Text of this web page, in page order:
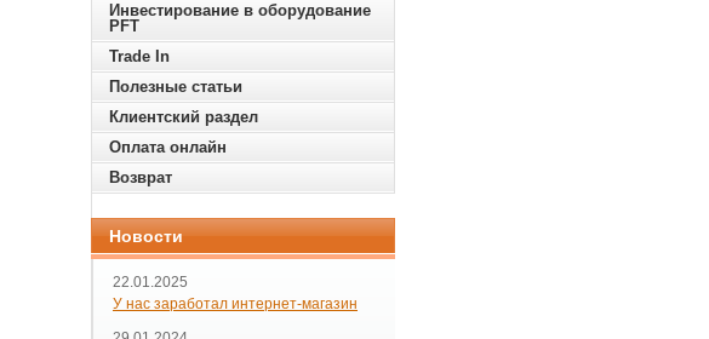
Инвестирование в оборудование
PFT
Trade In
Полезные статьи
Клиентский раздел
Оплата онлайн
Возврат
Новости
22.01.2025
У нас заработал интернет-магазин